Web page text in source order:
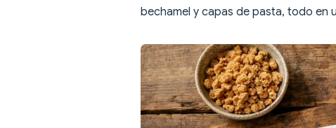
bechamel y capas de pasta, todo en